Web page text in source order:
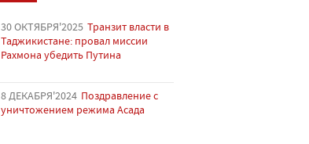
30 ОКТЯБРЯ'2025 Транзит власти в
Таджикистане: провал миссии
Рахмона убедить Путина
8 ДЕКАБРЯ'2024 Поздравление с
уничтожением режима Асада